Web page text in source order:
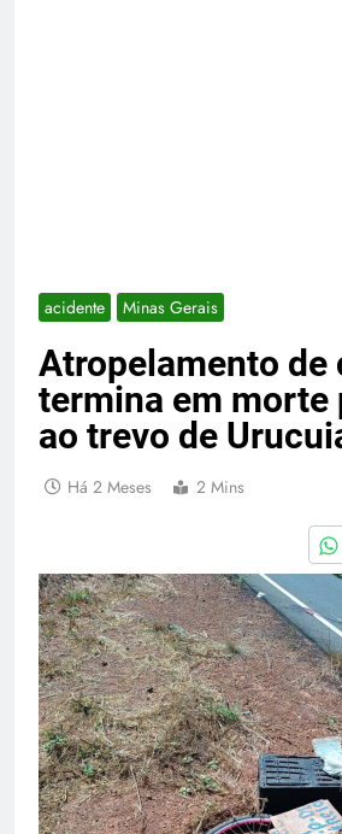
acidente Minas Gerais
Atropelamento de
termina em morte
ao trevo de
Há 2 Meses 2 Mins